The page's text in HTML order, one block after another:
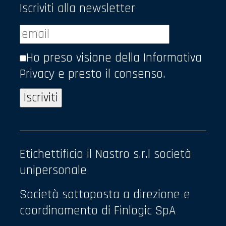
Iscriviti alla newsletter
Ho preso visione della Informativa
Privacy e presto il consenso.
Etichettificio il Nastro s.r.l società
unipersonale
Società sottoposta a direzione e
coordinamento di Finlogic SpA